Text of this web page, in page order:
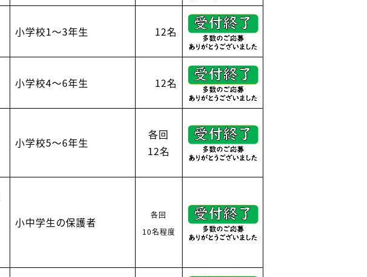
小学校1～3年生 12名
小学校4～6年生 12名
小学校5～6年生
各回
12名
小中学生の保護者
各回
10名程度